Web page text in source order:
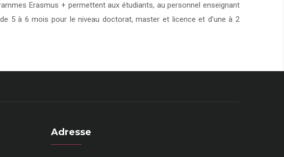
Erasmus + permettent aux étudiants, au personnel enseignant
5 à 6 mois pour le niveau doctorat, master et licence et d’une à 2
Adresse